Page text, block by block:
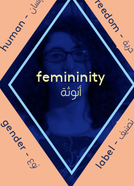
femininity
أنوثة
gender -
نوع
human -
إنسان freedom -
حرية
label -
تصنيف